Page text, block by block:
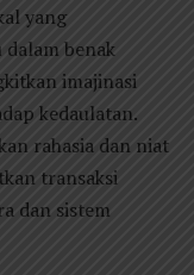
yang
benak
imajinasi
kedaulatan.
rahasia dan niat
transaksi
dan sistem